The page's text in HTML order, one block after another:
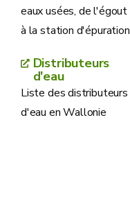
eaux usées, de l'égout
à la station d'épuration
Distributeurs
d'eau
Liste des distributeurs
d'eau en Wallonie